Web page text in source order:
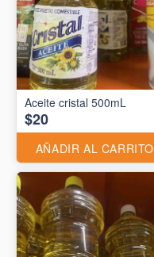
Aceite cristal 500mL
$20
AÑADIR AL CARRITO